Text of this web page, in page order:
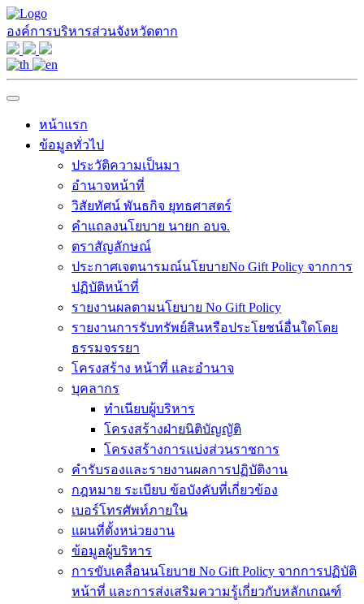
องค์การบริหารส่วนจังหวัดตาก
หน้าแรก
ข้อมูลทั่วไป
ประวัติความเป็นมา
อำนาจหน้าที่
วิสัยทัศน์ พันธกิจ ยุทธศาสตร์
คำแถลงนโยบาย นายก อบจ.
ตราสัญลักษณ์
ประกาศเจตนารมณ์นโยบายNo Gift Policy จากการ
ปฏิบัติหน้าที่
รายงานผลตามนโยบาย No Gift Policy
รายงานการรับทรัพย์สินหรือประโยชน์อื่นใดโดย
ธรรมจรรยา
โครงสร้าง หน้าที่ และอำนาจ
บุคลากร
ทำเนียบผู้บริหาร
โครงสร้างฝ่ายนิติบัญญัติ
โครงสร้างการแบ่งส่วนราชการ
คำรับรองและรายงานผลการปฏิบัติงาน
กฎหมาย ระเบียบ ข้อบังคับที่เกี่ยวข้อง
เบอร์โทรศัพท์ภายใน
แผนที่ตั้งหน่วยงาน
ข้อมูลผู้บริหาร
การขับเคลื่อนนโยบาย No Gift Policy จากการปฏิบัติ
หน้าที่ และการส่งเสริมความรู้เกี่ยวกับหลักเกณฑ์